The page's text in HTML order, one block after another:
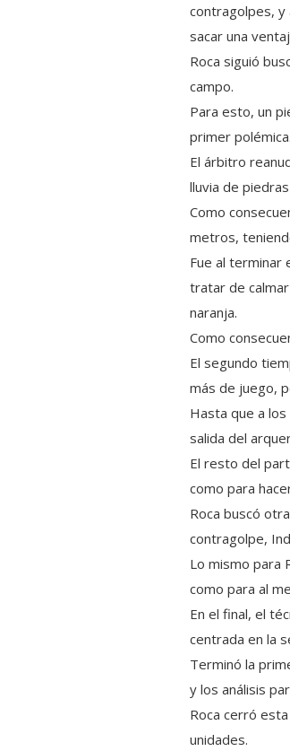
contragolpes, y
sacar una
Roca siguió
campo.
Para esto, un
primer polémica.
El árbitro
lluvia de
Como
metros,
Fue al terminar
tratar de
naranja.
Como
El segundo
más de juego,
Hasta que a
salida del
El resto del
como para
Roca buscó
contragolpe,
Lo mismo para
como para al
En el final, el
centrada en la
Terminó la
y los análisis
Roca cerró
unidades.